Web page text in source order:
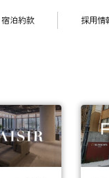
宿泊約款 採用情